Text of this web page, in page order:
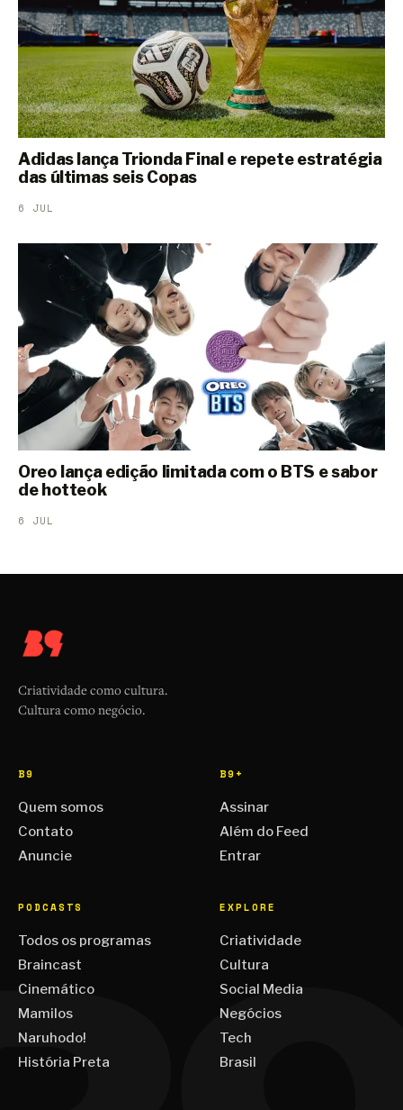
Adidas lança Trionda Final e repete estratégia
das últimas seis Copas
6 JUL
Oreo lança edição limitada com o BTS e sabor
de hotteok
6 JUL
Criatividade como cultura.
Cultura como negócio.
B9
Quem somos
Contato
Anuncie
B9+
Assinar
Além do Feed
Entrar
PODCASTS
Todos os programas
Braincast
Cinemático
Mamilos
Naruhodo!
História Preta
EXPLORE
Criatividade
Cultura
Social Media
Negócios
Tech
Brasil